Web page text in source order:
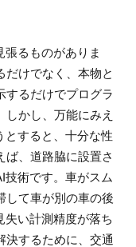
るものがありま
だけでなく、本物と
するだけでプログラ
かし、万能にみえ
とすると、十分な性
ば、道路脇に設置さ
技術です。車がスム
して車が別の車の後
失い計測精度が落ち
決するために、交通